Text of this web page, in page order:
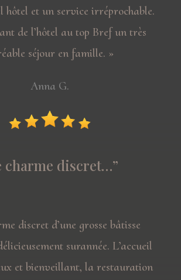
hôtel et un service irréprochable.
de l’hôtel au top Bref un très
séjour en famille. »
Anna G.
charme discret…”
discret d’une grosse bâtisse
surannée. L’accueil
et bienveillant, la restauration